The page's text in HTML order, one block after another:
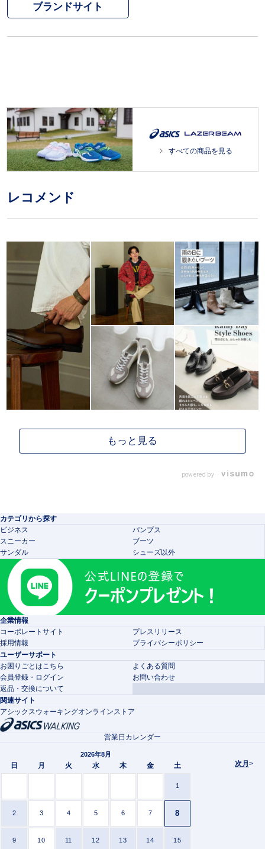
ブランドサイト
すべての商品を見る
レコメンド
powered by
カテゴリから探す
ビジネス
パンプス
スニーカー
ブーツ
サンダル
シューズ以外
企業情報
コーポレートサイト
プレスリリース
採用情報
プライバシーポリシー
ユーザーサポート
お困りごとはこちら
よくある質問
会員登録・ログイン
お問い合わせ
返品・交換について
関連サイト
アシックスウォーキングオンラインストア
次月>
営業日カレンダー
2026年8月
日 月 火 水 木 金 土
1
2 3 4 5 6 7 8
9 10 11 12 13 14 15